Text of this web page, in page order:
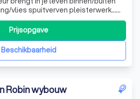
vlies spuitverven pleisterwerk…
een gratis offerte
Beschikbaarheid
Prijsopgave
Robin wybouw